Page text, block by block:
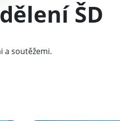
ŠD
a soutěžemi.